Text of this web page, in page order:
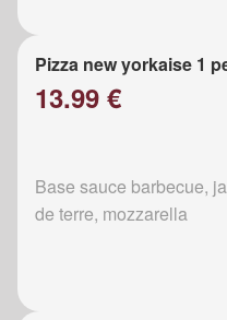
Pizza new yorkaise 1
13.99 €
Base sauce barbecue,
de terre, mozzarella